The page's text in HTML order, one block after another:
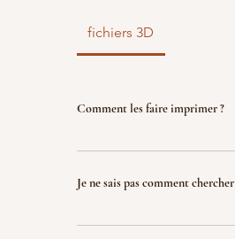
fichiers 3D
Comment les faire imprimer ?
vous disposez d'un
garantir la propriété
Je ne sais pas comment
Indiquez nous ce que